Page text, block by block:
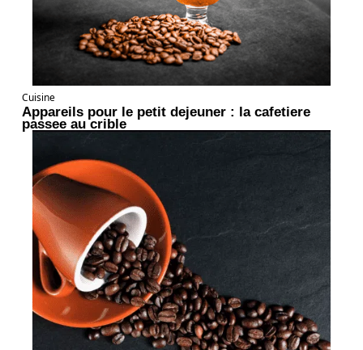
Cuisine
Appareils pour le petit dejeuner : la cafetiere
passee au crible